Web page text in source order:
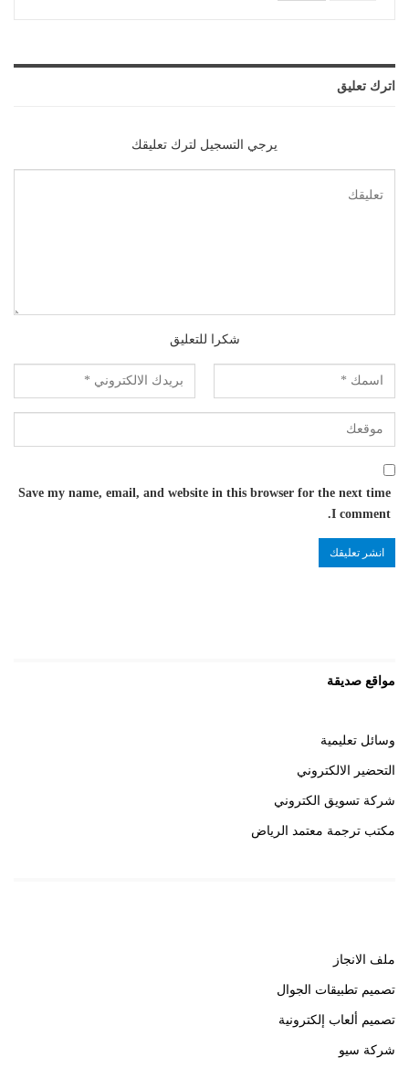
اترك تعليق
يرجي التسجيل لترك تعليقك
شكرا للتعليق
Save my name, email, and website in this browser for the next time
I comment.
مواقع صديقة
وسائل تعليمية
التحضير الالكتروني
شركة تسويق الكتروني
مكتب ترجمة معتمد الرياض
ملف الانجاز
تصميم تطبيقات الجوال
تصميم ألعاب إلكترونية
شركة سيو